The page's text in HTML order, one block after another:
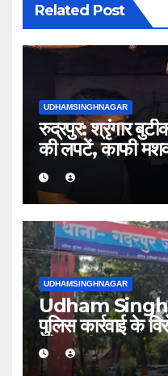
Related Post
UDHAMSINGHNAGAR
रुद्रपुर: श्रृंगार
की लपटें, काफी
UDHAMSINGHNAGAR
Udham
पुलिस कार्रवाई के
कोतवाली पर धरना,